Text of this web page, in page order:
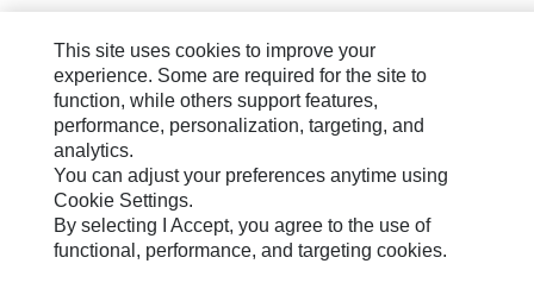
This site uses cookies to improve your
experience. Some are required for the site to
function, while others support features,
performance, personalization, targeting, and
analytics.
You can adjust your preferences anytime using
Cookie Settings.
By selecting I Accept, you agree to the use of
functional, performance, and targeting cookies.